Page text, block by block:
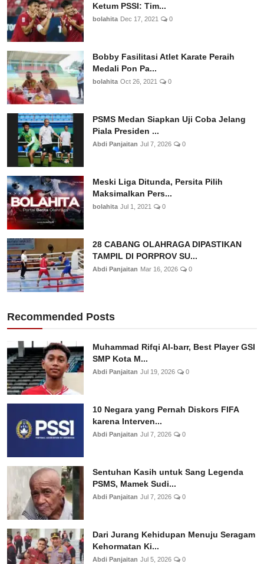
Ketum PSSI: Tim...
bolahita Dec 17, 2021 0
Bobby Fasilitasi Atlet Karate Peraih
Medali Pon Pa...
bolahita Oct 26, 2021 0
PSMS Medan Siapkan Uji Coba Jelang
Piala Presiden ...
Abdi Panjaitan Jul 7, 2026 0
Meski Liga Ditunda, Persita Pilih
Maksimalkan Pers...
bolahita Jul 1, 2021 0
28 CABANG OLAHRAGA DIPASTIKAN
TAMPIL DI PORPROV SU...
Abdi Panjaitan Mar 16, 2026 0
Recommended Posts
Muhammad Rifqi Al-barr, Best Player GSI
SMP Kota M...
Abdi Panjaitan Jul 19, 2026 0
10 Negara yang Pernah Diskors FIFA
karena Interven...
Abdi Panjaitan Jul 7, 2026 0
Sentuhan Kasih untuk Sang Legenda
PSMS, Mamek Sudi...
Abdi Panjaitan Jul 7, 2026 0
Dari Jurang Kehidupan Menuju Seragam
Kehormatan Ki...
Abdi Panjaitan Jul 5, 2026 0